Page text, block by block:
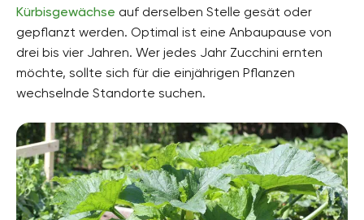
Kürbisgewächse auf derselben Stelle gesät oder
gepflanzt werden. Optimal ist eine Anbaupause von
drei bis vier Jahren. Wer jedes Jahr Zucchini ernten
möchte, sollte sich für die einjährigen Pflanzen
wechselnde Standorte suchen.